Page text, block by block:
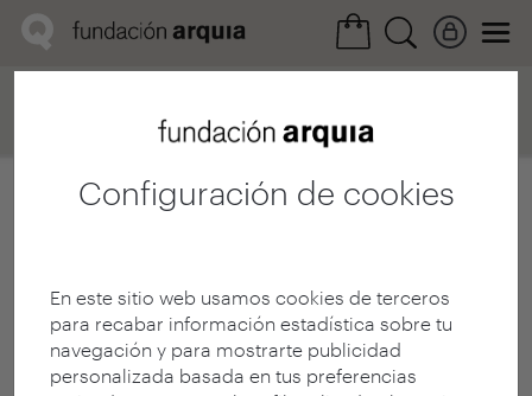
Configuración de cookies
En este sitio web usamos cookies de terceros
para recabar información estadística sobre tu
navegación y para mostrarte publicidad
personalizada basada en tus preferencias
Ficha realización